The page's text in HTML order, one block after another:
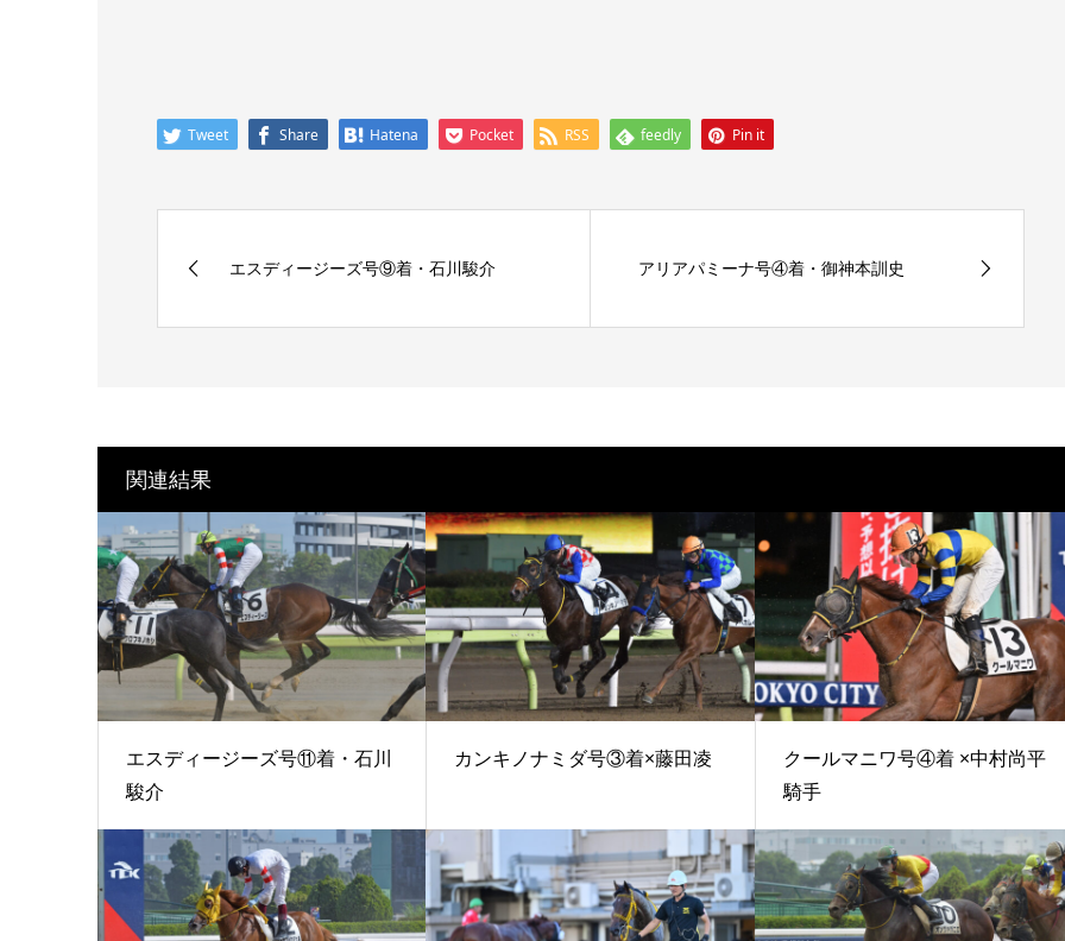
Tweet Share Hatena Pocket RSS feedly Pin it
エスディージーズ号⑨着・石川駿介 アリアパミーナ号④着・御神本訓史
関連結果
エスディージーズ号⑪着・石川
駿介
カンキノナミダ号③着×藤田凌
クールマニワ号④着 ×中村尚平
騎手